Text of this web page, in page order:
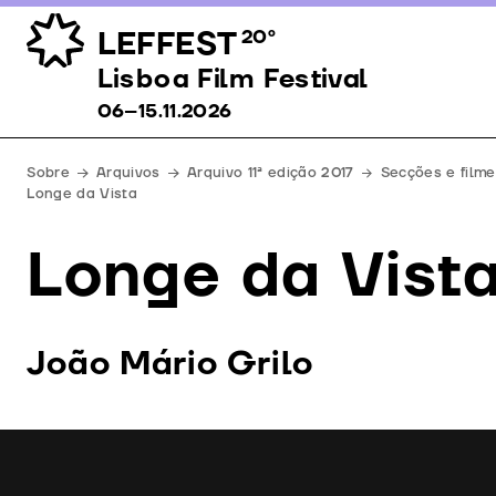
LEFFEST20º
Lisboa Film Festival 06–15.11.2026
Lisboa Film Festival
06–15.11.2026
Sobre Arquivos Arquivo 11ª edição 2017
Secções e
Longe da Vista
Longe da
João Mário Grilo